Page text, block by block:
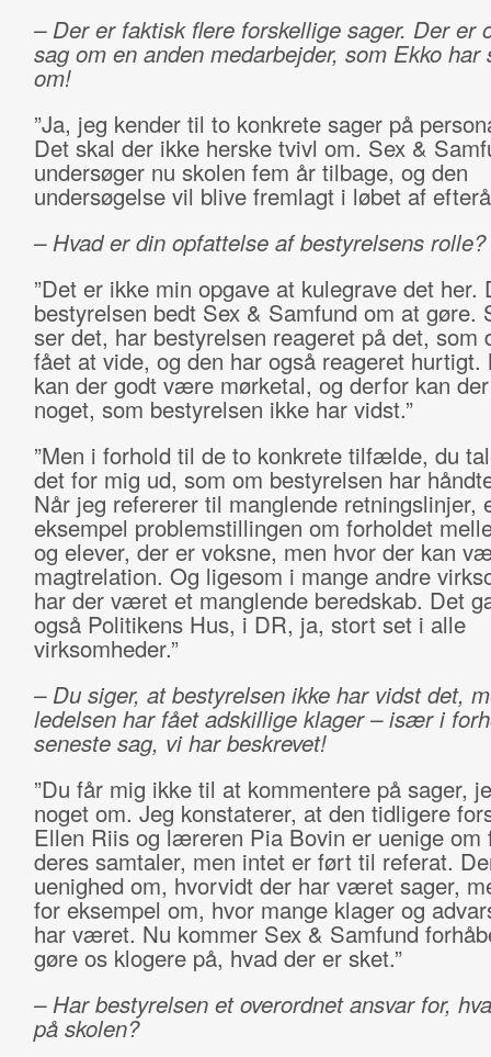
– Der er faktisk flere forskellige sager. Der er
sag om en anden medarbejder, som Ekko har
om!
”Ja, jeg kender til to konkrete sager på
Det skal der ikke herske tvivl om. Sex &
undersøger nu skolen fem år tilbage, og den
undersøgelse vil blive fremlagt i løbet af
– Hvad er din opfattelse af bestyrelsens rolle?
”Det er ikke min opgave at kulegrave det her.
bestyrelsen bedt Sex & Samfund om at gøre.
ser det, har bestyrelsen reageret på det, som
fået at vide, og den har også reageret hurtigt.
kan der godt være mørketal, og derfor kan
noget, som bestyrelsen ikke har vidst.”
”Men i forhold til de to konkrete tilfælde, du
det for mig ud, som om bestyrelsen har
Når jeg refererer til manglende retningslinjer,
eksempel problemstillingen om forholdet
og elever, der er voksne, men hvor der kan
magtrelation. Og ligesom i mange andre
har der været et manglende beredskab. Det
også Politikens Hus, i DR, ja, stort set i alle
virksomheder.”
– Du siger, at bestyrelsen ikke har vidst det,
ledelsen har fået adskillige klager – især i
seneste sag, vi har beskrevet!
”Du får mig ikke til at kommentere på sager,
noget om. Jeg konstaterer, at den tidligere
Ellen Riis og læreren Pia Bovin er uenige om
deres samtaler, men intet er ført til referat.
uenighed om, hvorvidt der har været sager,
for eksempel om, hvor mange klager og
har været. Nu kommer Sex & Samfund
gøre os klogere på, hvad der er sket.”
– Har bestyrelsen et overordnet ansvar for,
på skolen?